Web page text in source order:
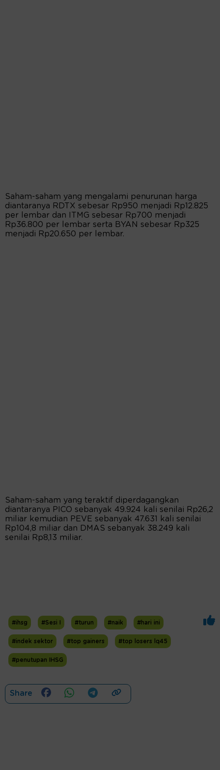
Saham-saham yang mengalami penurunan harga
diantaranya RDTX sebesar Rp950 menjadi Rp12.825
per lembar dan ITMG sebesar Rp700 menjadi
Rp36.800 per lembar serta BYAN sebesar Rp325
menjadi Rp20.650 per lembar.
Saham-saham yang teraktif diperdagangkan
diantaranya PICO sebanyak 49.924 kali senilai Rp26,2
miliar kemudian PEVE sebanyak 47.631 kali senilai
Rp104,8 miliar dan DMAS sebanyak 38.249 kali
senilai Rp8,13 miliar.
#ihsg #Sesi I #turun #naik #hari ini
#indek sektor #top gainers #top losers lq45
#penutupan IHSG
Share